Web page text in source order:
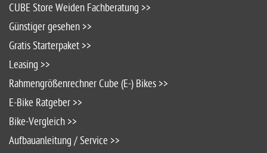
CUBE Store Weiden Fachberatung >>
Günstiger gesehen >>
Gratis Starterpaket >>
Leasing >>
Rahmengrößenrechner Cube (E-) Bikes >>
E-Bike Ratgeber >>
Bike-Vergleich >>
Aufbauanleitung / Service >>